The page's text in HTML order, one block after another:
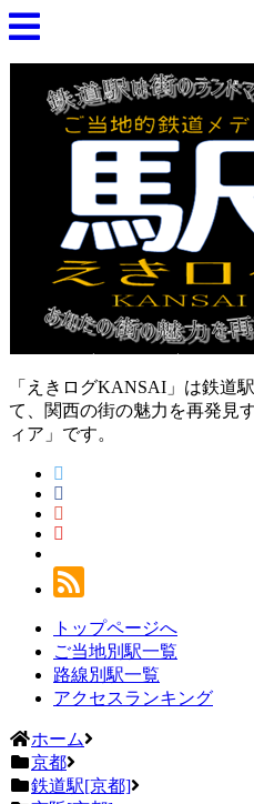
「えきログKANSAI」は鉄道
て、関西の街の魅力を再発見
ィア」です。
トップページへ
ご当地別駅一覧
路線別駅一覧
アクセスランキング
ホーム
京都
鉄道駅[京都]